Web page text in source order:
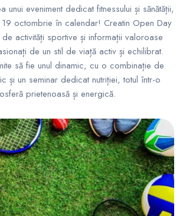
unui eveniment dedicat fitnessului și sănătății,
octombrie în calendar! Creatin Open Day
activități sportive și informații valoroase
de un stil de viață activ și echilibrat.
să fie unul dinamic, cu o combinație de
și un seminar dedicat nutriției, totul într-o
prietenoasă și energică.